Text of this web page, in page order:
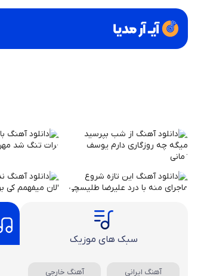
سبک های موزیک
آهنگ ایرانی آهنگ خارجی